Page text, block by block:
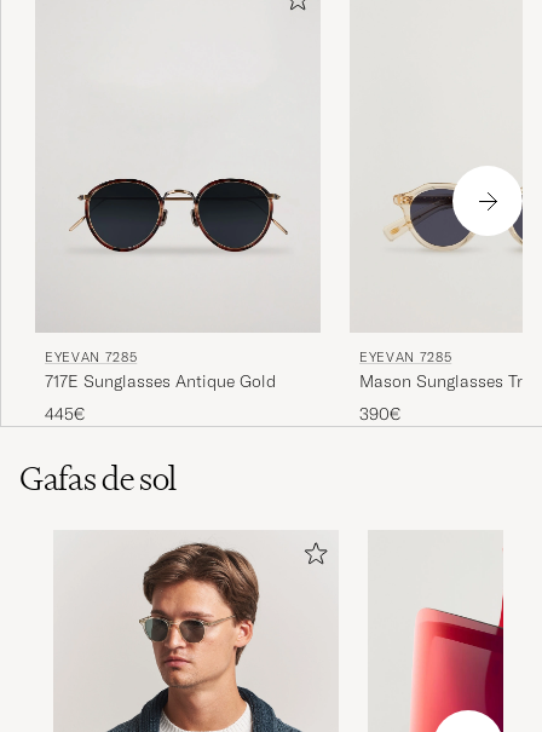
EYEVAN 7285
717E Sunglasses Antique Gold
445€
EYEVAN 7285
Mason Sunglasses
390€
Gafas de sol